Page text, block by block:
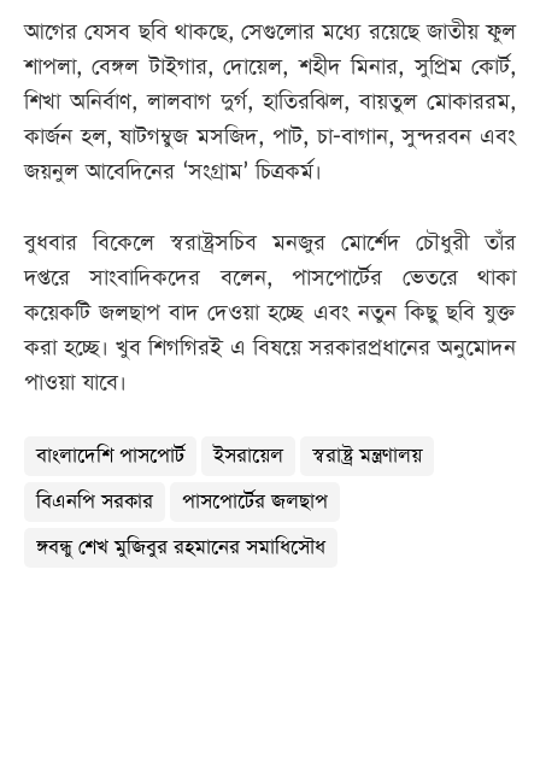
আগের যেসব ছবি থাকছে, সেগুলোর মধ্যে রয়েছে জাতীয় ফুল
শাপলা, বেঙ্গল টাইগার, দোয়েল, শহীদ মিনার, সুপ্রিম কোর্ট,
শিখা অনির্বাণ, লালবাগ দুর্গ, হাতিরঝিল, বায়তুল মোকাররম,
কার্জন হল, ষাটগম্বুজ মসজিদ, পাট, চা-বাগান, সুন্দরবন এবং
জয়নুল আবেদিনের ‘সংগ্রাম’ চিত্রকর্ম।
বুধবার বিকেলে স্বরাষ্ট্রসচিব মনজুর মোর্শেদ চৌধুরী তাঁর
দপ্তরে সাংবাদিকদের বলেন, পাসপোর্টের ভেতরে থাকা
কয়েকটি জলছাপ বাদ দেওয়া হচ্ছে এবং নতুন কিছু ছবি যুক্ত
করা হচ্ছে। খুব শিগগিরই এ বিষয়ে সরকারপ্রধানের অনুমোদন
পাওয়া যাবে।
বাংলাদেশি পাসপোর্ট ইসরায়েল
স্বরাষ্ট্র মন্ত্রণালয়
বিএনপি সরকার
পাসপোর্টের জলছাপ
ঙ্গবন্ধু শেখ মুজিবুর রহমানের সমাধিসৌধ